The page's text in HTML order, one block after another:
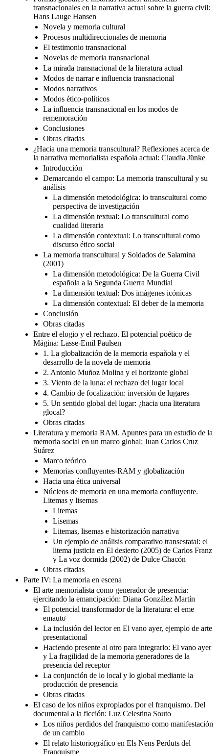
transnacionales en la narrativa actual sobre la guerra civil:
Hans Lauge Hansen
Novela y memoria cultural
Procesos multidireccionales de memoria
El testimonio transnacional
Novelas de memoria transnacional
La mirada transnacional de la literatura actual
Modos de narrar e influencia transnacional
Modos narrativos
Modos ético-políticos
La influencia transnacional en los modos de
rememoración
Conclusiones
Obras citadas
¿Hacia una memoria transcultural? Reflexiones acerca de
la narrativa memorialista española actual: Claudia Jünke
Introducción
Demarcando el campo: La memoria transcultural y su
análisis
La dimensión metodológica: lo transcultural como
perspectiva de investigación
La dimensión textual: Lo transcultural como
cualidad literaria
La dimensión contextual: Lo transcultural como
discurso ético social
La memoria transcultural y Soldados de Salamina
(2001)
La dimensión metodológica: De la Guerra Civil
española a la Segunda Guerra Mundial
La dimensión textual: Dos imágenes icónicas
La dimensión contextual: El deber de la memoria
Conclusión
Obras citadas
Entre el elogio y el rechazo. El potencial poético de
Mágina: Lasse-Emil Paulsen
1. La globalización de la memoria española y el
desarrollo de la novela de memoria
2. Antonio Muñoz Molina y el horizonte global
3. Viento de la luna: el rechazo del lugar local
4. Cambio de focalización: inversión de lugares
5. Un sentido global del lugar: ¿hacia una literatura
glocal?
Obras citadas
Literatura y memoria RAM. Apuntes para un estudio de la
memoria social en un marco global: Juan Carlos Cruz
Suárez
Marco teórico
Memorias confluyentes-RAM y globalización
Hacia una ética universal
Núcleos de memoria en una memoria confluyente.
Litemas y lisemas
Litemas
Lisemas
Litemas, lisemas e historización narrativa
Un ejemplo de análisis comparativo transestatal: el
litema justicia en El desierto (2005) de Carlos Franz
y La voz dormida (2002) de Dulce Chacón
Obras citadas
Parte IV: La memoria en escena
El arte memorialista como generador de presencia:
ejercitando la emancipación: Diana González Martín
El potencial transformador de la literatura: el eme
emautσ
La inclusión del lector en El vano ayer, ejemplo de arte
presentacional
Haciendo presente al otro para integrarlo: El vano ayer
y La fragilidad de la memoria generadores de la
presencia del receptor
La conjunción de lo local y lo global mediante la
producción de presencia
Obras citadas
El caso de los niños expropiados por el franquismo. Del
documental a la ficción: Luz Celestina Souto
Los niños perdidos del franquismo como manifestación
de un cambio
El relato historiográfico en Els Nens Perduts del
Franquisme